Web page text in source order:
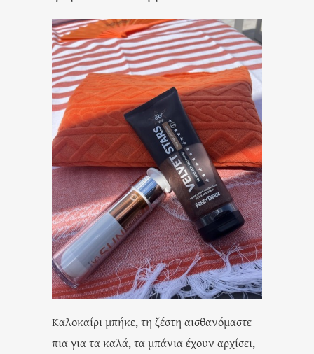
Καλοκαίρι μπήκε, τη ζέστη αισθανόμαστε
πια για τα καλά, τα μπάνια έχουν αρχίσει,